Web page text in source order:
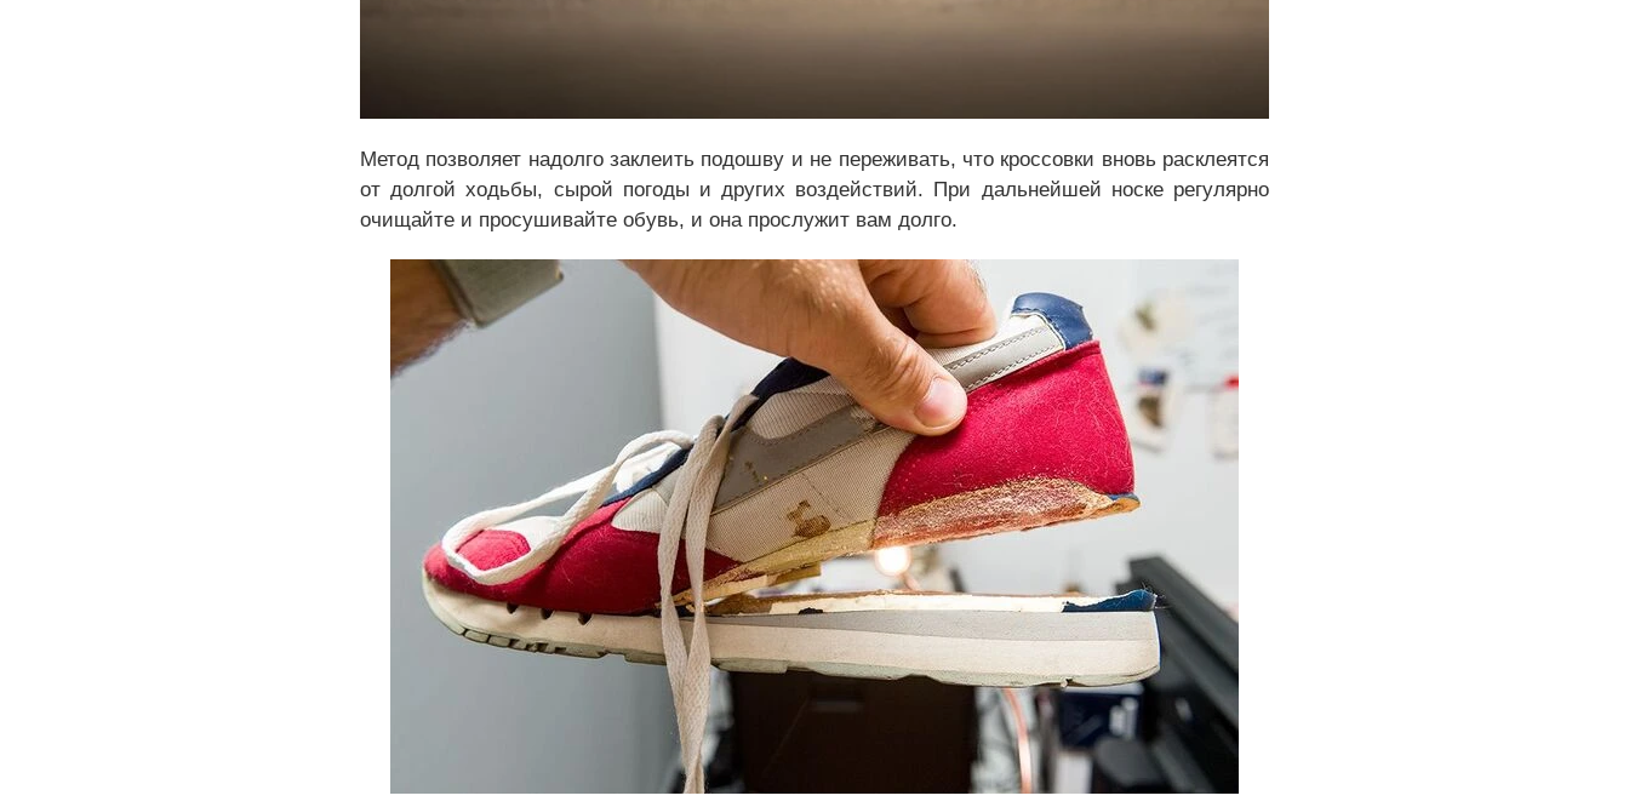
Метод позволяет надолго заклеить подошву и не переживать, что кроссовки вновь расклеятся
от долгой ходьбы, сырой погоды и других воздействий. При дальнейшей носке регулярно
очищайте и просушивайте обувь, и она прослужит вам долго.